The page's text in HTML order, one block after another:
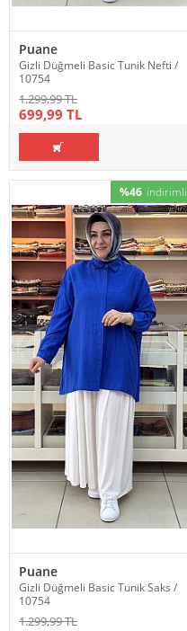
Puane
Gizli Düğmeli Basic Tunik Nefti /
10754
1.299,99 TL
699,99 TL
%46 indirimli
Puane
Gizli Düğmeli Basic Tunik Saks /
10754
1.299,99 TL